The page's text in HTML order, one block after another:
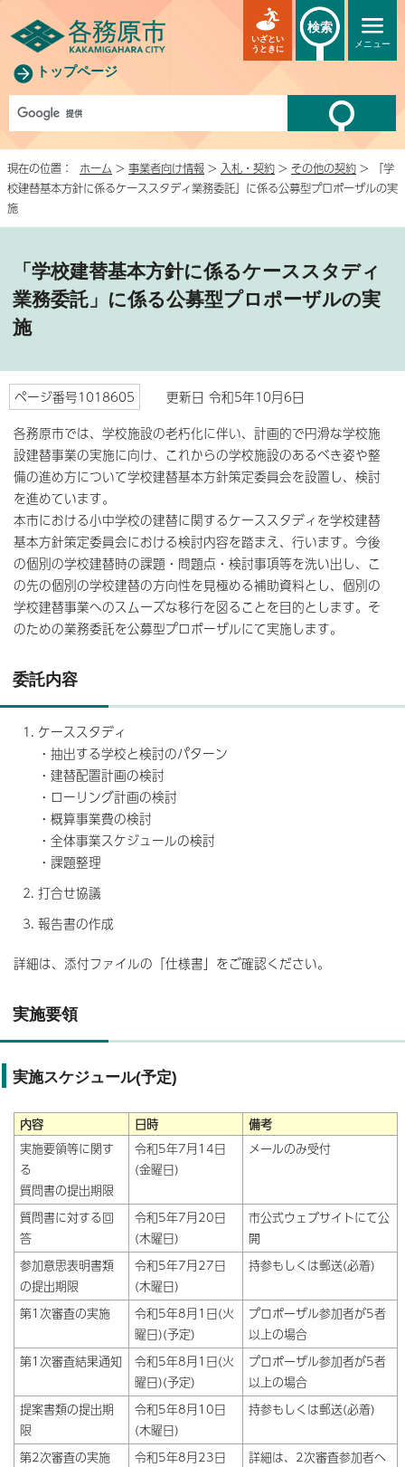
トップページ
メニュー
いざとい
うときに
検索
現在の位置： ホーム > 事業者向け情報 > 入札・契約 > その他の契約 > 「学
校建替基本方針に係るケーススタディ業務委託」に係る公募型プロポーザルの実
施
「学校建替基本方針に係るケーススタディ
業務委託」に係る公募型プロポーザルの実
施
ページ番号1018605
更新日 令和5年10月6日
各務原市では、学校施設の老朽化に伴い、計画的で円滑な学校施
設建替事業の実施に向け、これからの学校施設のあるべき姿や整
備の進め方について学校建替基本方針策定委員会を設置し、検討
を進めています。
本市における小中学校の建替に関するケーススタディを学校建替
基本方針策定委員会における検討内容を踏まえ、行います。今後
の個別の学校建替時の課題・問題点・検討事項等を洗い出し、こ
の先の個別の学校建替の方向性を見極める補助資料とし、個別の
学校建替事業へのスムーズな移行を図ることを目的とします。そ
のための業務委託を公募型プロポーザルにて実施します。
委託内容
ケーススタディ
・抽出する学校と検討のパターン
・建替配置計画の検討
・ローリング計画の検討
・概算事業費の検討
・全体事業スケジュールの検討
・課題整理
打合せ協議
報告書の作成
詳細は、添付ファイルの「仕様書」をご確認ください。
実施要領
実施スケジュール(予定)
内容 日時
備考
実施要領等に関す
る
質問書の提出期限
令和5年7月14日
(金曜日)
メールのみ受付
質問書に対する回
答
令和5年7月20日
(木曜日)
市公式ウェブサイトにて公
開
参加意思表明書類
の提出期限
令和5年7月27日
(木曜日)
持参もしくは郵送(必着)
第1次審査の実施
令和5年8月1日(火
曜日)(予定)
プロポーザル参加者が5者
以上の場合
第1次審査結果通知
令和5年8月1日(火
曜日)(予定)
プロポーザル参加者が5者
以上の場合
提案書類の提出期
限
令和5年8月10日
(木曜日)
持参もしくは郵送(必着)
第2次審査の実施
令和5年8月23日
詳細は、2次審査参加者へ